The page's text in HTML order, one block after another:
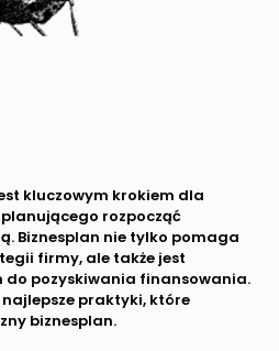
kluczowym krokiem dla
rozpocząć
Biznesplan nie tylko pomaga
firmy, ale także jest
do pozyskiwania finansowania.
praktyki, które
biznesplan.